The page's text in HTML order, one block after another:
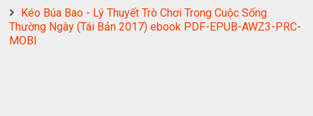
Kéo Búa Bao - Lý Thuyết Trò Chơi Trong Cuộc Sống
Thường Ngày (Tái Bản 2017) ebook PDF-EPUB-AWZ3-PRC-
MOBI